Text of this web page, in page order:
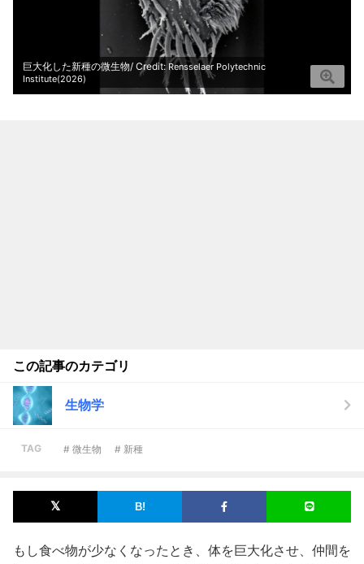
巨大化した新種の微生物/ Credit: Rensselaer Polytechnic
Institute(2026)
この記事のカテゴリ
生物学
TAG # 微生物 # 新種
もし食べ物が少なくなったとき、体を巨大化させ、仲間を